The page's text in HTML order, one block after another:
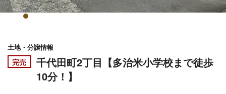
土地・分譲情報
完売
千代田町2丁目【多治米小学校まで徒歩
10分！】